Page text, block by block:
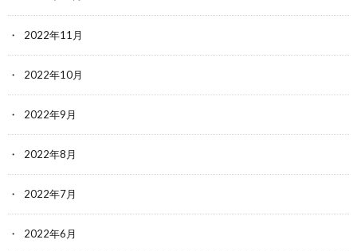
2022年11月
2022年10月
2022年9月
2022年8月
2022年7月
2022年6月